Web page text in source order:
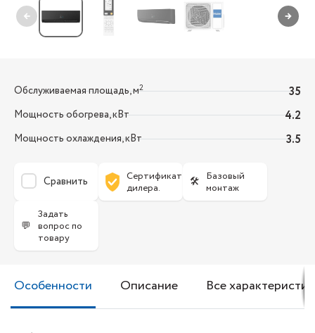
← →
Обслуживаемая площадь, м2 35
Мощность обогрева, кВт 4.2
Мощность охлаждения, кВт 3.5
Сравнить
Сертификат
дилера.
🛠 Базовый
монтаж
💬
Задать
вопрос по
товару
Особенности Описание Все